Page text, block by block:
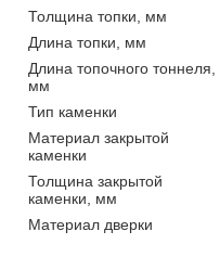
Толщина топки, мм
Длина топки, мм
Длина топочного тоннеля,
мм
Тип каменки
Материал закрытой
каменки
Толщина закрытой
каменки, мм
Материал дверки